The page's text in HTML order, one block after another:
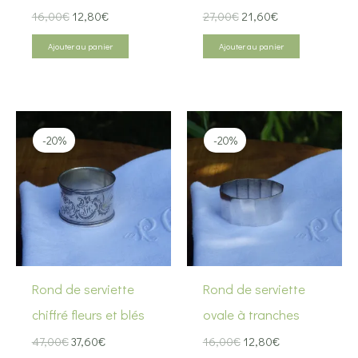
16,00€ Le
prix
initial
était :
12,80€Le
prix
actuel
est :
Ajouter au panier
27,00€ Le
prix
initial
était :
21,60€Le
prix
actuel
est :
Ajouter au panier
-20%
Rond de serviette
chiffré fleurs et blés
47,00€Le
37,60€Le
-20%
Rond de serviette
ovale à tranches
16,00€ Le
12,80€Le